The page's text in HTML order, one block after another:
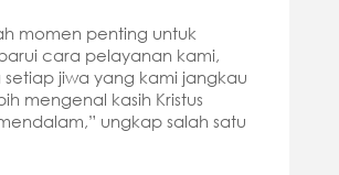
momen penting untuk
cara pelayanan kami,
setiap jiwa yang kami jangkau
mengenal kasih Kristus
ungkap salah satu